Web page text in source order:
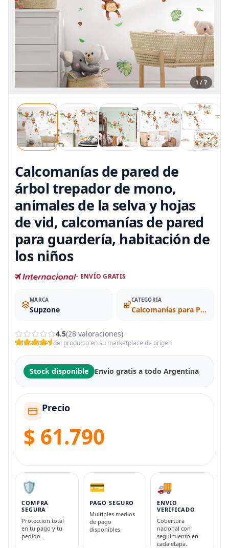
1 / 7
Calcomanías de pared de
árbol trepador de mono,
animales de la selva y hojas
de vid, calcomanías de pared
para guardería, habitación de
los niños
- ENVÍO GRATIS
MARCA
Supzone
CATEGORIA
Calcomanías para Pared
4.5(28 valoraciones)
Valoraciones del producto en su marketplace de origen
Stock disponible Envio gratis a todo Argentina
Precio
$ 61.790
🛡️
COMPRA
SEGURA
Proteccion total
en tu pago y tu
pedido.
💳
PAGO SEGURO
Multiples medios
de pago
disponibles.
🚚
ENVIO
VERIFICADO
Cobertura
nacional con
seguimiento en
cada etapa.